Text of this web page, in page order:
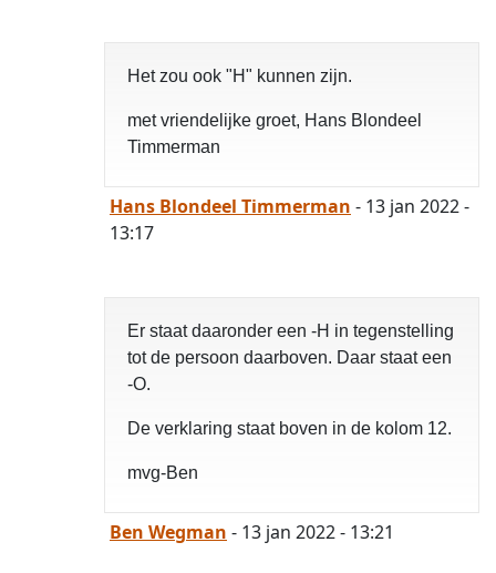
Het zou ook "H" kunnen zijn.
met vriendelijke groet, Hans Blondeel
Timmerman
Hans Blondeel Timmerman - 13 jan 2022 -
13:17
Er staat daaronder een -H in tegenstelling
tot de persoon daarboven. Daar staat een
-O.
De verklaring staat boven in de kolom 12.
mvg-Ben
Ben Wegman - 13 jan 2022 - 13:21